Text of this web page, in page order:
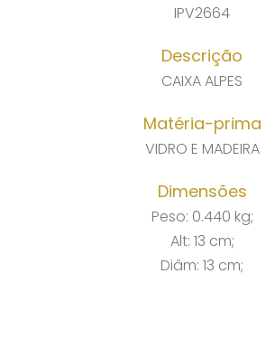
IPV2664
Descrição
CAIXA ALPES
Matéria-prima
VIDRO E MADEIRA
Dimensões
Peso: 0.440 kg;
Alt: 13 cm;
Diâm: 13 cm;